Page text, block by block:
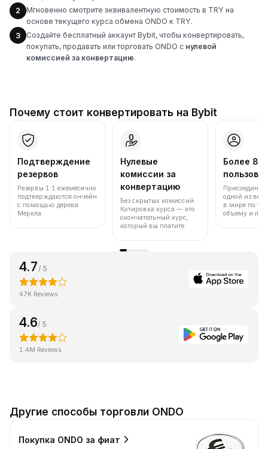
2
Мгновенно смотрите эквивалентную стоимость в TRY на
основе текущего курса обмена ONDO к TRY.
3
Создайте бесплатный аккаунт Bybit, чтобы конвертировать,
покупать, продавать или торговать ONDO с нулевой
комиссией за конвертацию.
Почему стоит конвертировать на Bybit
Подтверждение
резервов
Резервы 1:1 ежемесячно
подтверждаются ончейн
с помощью дерева
Меркла.
Нулевые
комиссии за
конвертацию
Без скрытых комиссий.
Котировка курса — это
окончательный курс,
который вы платите.
Более 86
одной из
в мире по
объему и
4.7 / 5
47K Reviews
4.6/ 5
1.4M Reviews
Другие способы торговли ONDO
Покупка ONDO за фиат